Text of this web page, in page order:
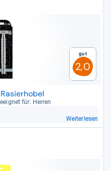
Gut
2,0
für: Her­ren
Weiterlesen